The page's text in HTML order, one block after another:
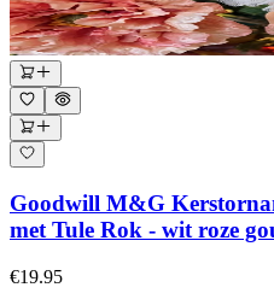
Goodwill M&G
met Tule Rok - wit roze
€19.95